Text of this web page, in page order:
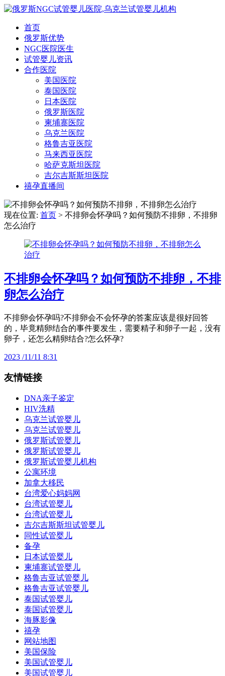
首页
俄罗斯优势
NGC医院医生
试管婴儿资讯
合作医院
美国医院
泰国医院
日本医院
俄罗斯医院
柬埔寨医院
乌克兰医院
格鲁吉亚医院
马来西亚医院
哈萨克斯坦医院
吉尔吉斯斯坦医院
禧孕直播间
现在位置: 首页 > 不排卵会怀孕吗？如何预防不排卵，不排卵
怎么治疗
不排卵会怀孕吗？如何预防不排卵，不排
卵怎么治疗
不排卵会怀孕吗?不排卵会不会怀孕的答案应该是很好回答
的，毕竟精卵结合的事件要发生，需要精子和卵子一起，没有
卵子，还怎么精卵结合?怎么怀孕?
2023 /11/11 8:31
友情链接
DNA亲子鉴定
HIV洗精
乌克兰试管婴儿
乌克兰试管婴儿
俄罗斯试管婴儿
俄罗斯试管婴儿
俄罗斯试管婴儿机构
公寓环境
加拿大移民
台湾爱心妈妈网
台湾试管婴儿
台湾试管婴儿
吉尔吉斯斯坦试管婴儿
同性试管婴儿
备孕
日本试管婴儿
柬埔寨试管婴儿
格鲁吉亚试管婴儿
格鲁吉亚试管婴儿
泰国试管婴儿
泰国试管婴儿
海豚影像
禧孕
网站地图
美国保险
美国试管婴儿
美国试管婴儿